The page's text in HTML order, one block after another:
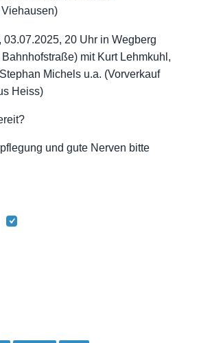
03.07.2025, 20 Uhr in Wegberg
mit Kurt Lehmkuhl,
Michels u.a. (Vorverkauf
Heiss)
und gute Nerven bitte